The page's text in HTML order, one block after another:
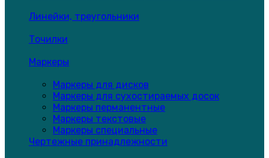
Линейки, треугольники
Точилки
Маркеры
Маркеры для дисков
Маркеры для сухостираемых досок
Маркеры перманентные
Маркеры текстовые
Маркеры специальные
Чертежные принадлежности